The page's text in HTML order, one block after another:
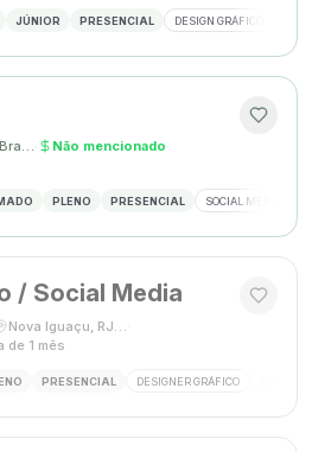
JÚNIOR PRESENCIAL DESIGN GRÁFICO
Caruaru, PE, Brasil· Não mencionado·
PLENO PRESENCIAL SOCIAL MEDIA
/ Social Media
Nova Iguaçu, RJ, Brasil
de 1 mês
PRESENCIAL DESIGNER GRÁFICO